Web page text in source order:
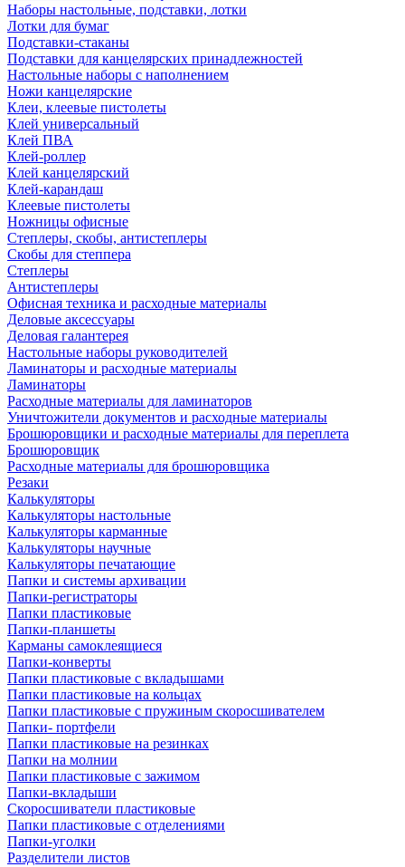
Наборы настольные, подставки, лотки
Лотки для бумаг
Подставки-стаканы
Подставки для канцелярских принадлежностей
Настольные наборы с наполнением
Ножи канцелярские
Клеи, клеевые пистолеты
Клей универсальный
Клей ПВА
Клей-роллер
Клей канцелярский
Клей-карандаш
Клеевые пистолеты
Ножницы офисные
Степлеры, скобы, антистеплеры
Скобы для степпера
Степлеры
Антистеплеры
Офисная техника и расходные материалы
Деловые аксессуары
Деловая галантерея
Настольные наборы руководителей
Ламинаторы и расходные материалы
Ламинаторы
Расходные материалы для ламинаторов
Уничтожители документов и расходные материалы
Брошюровщики и расходные материалы для переплета
Брошюровщик
Расходные материалы для брошюровщика
Резаки
Калькуляторы
Калькуляторы настольные
Калькуляторы карманные
Калькуляторы научные
Калькуляторы печатающие
Папки и системы архивации
Папки-регистраторы
Папки пластиковые
Папки-планшеты
Карманы самоклеящиеся
Папки-конверты
Папки пластиковые с вкладышами
Папки пластиковые на кольцах
Папки пластиковые с пружиным скоросшивателем
Папки- портфели
Папки пластиковые на резинках
Папки на молнии
Папки пластиковые с зажимом
Папки-вкладыши
Скоросшиватели пластиковые
Папки пластиковые с отделениями
Папки-уголки
Разделители листов